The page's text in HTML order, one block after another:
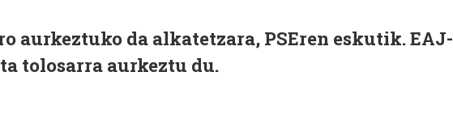
aurkeztuko da alkatetzara, PSEren eskutik. EAJ-
tolosarra aurkeztu du.